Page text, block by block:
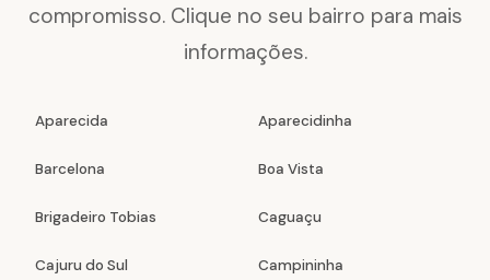
compromisso. Clique no seu bairro para mais
informações.
Aparecida Aparecidinha
Barcelona Boa Vista
Brigadeiro Tobias Caguaçu
Cajuru do Sul Campininha